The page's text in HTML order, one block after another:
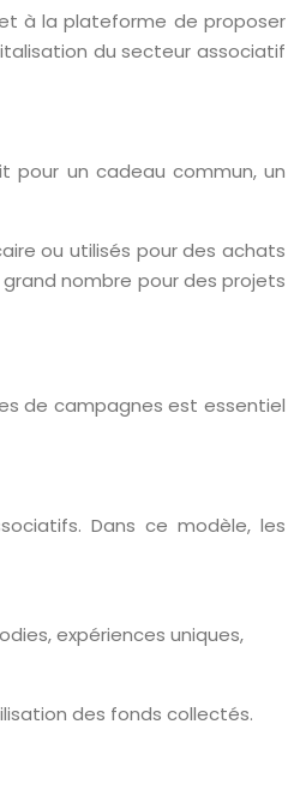
à la plateforme de proposer
du secteur associatif
pour un cadeau commun, un
ou utilisés pour des achats
nombre pour des projets
de campagnes est essentiel
Dans ce modèle, les
expériences uniques,
des fonds collectés.